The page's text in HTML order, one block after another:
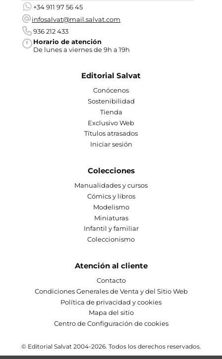
+34 911 97 56 45
infosalvat@mail.salvat.com
936 212 433
Horario de atención
De lunes a viernes de 9h a 19h
Editorial Salvat
Conócenos
Sostenibilidad
Tienda
Exclusivo Web
Títulos atrasados
Iniciar sesión
Colecciones
Manualidades y cursos
Cómics y libros
Modelismo
Miniaturas
Infantil y familiar
Coleccionismo
Atención al cliente
Contacto
Condiciones Generales de Venta y del Sitio Web
Política de privacidad y cookies
Mapa del sitio
Centro de Configuración de cookies
© Editorial Salvat 2004-2026. Todos los derechos reservados.